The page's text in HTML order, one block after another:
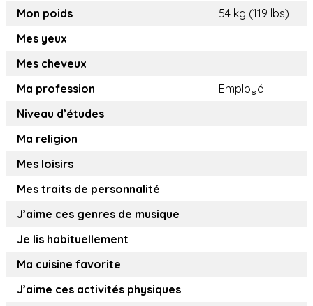
Mon poids
54 kg (119 lbs)
Mes yeux
Mes cheveux
Ma profession
Employé
Niveau d’études
Ma religion
Mes loisirs
Mes traits de personnalité
J’aime ces genres de musique
Je lis habituellement
Ma cuisine favorite
J’aime ces activités physiques